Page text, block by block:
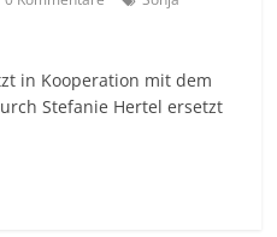
in Kooperation mit dem
Stefanie Hertel ersetzt